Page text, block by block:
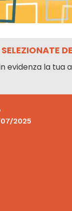
evidenza la tua
2025